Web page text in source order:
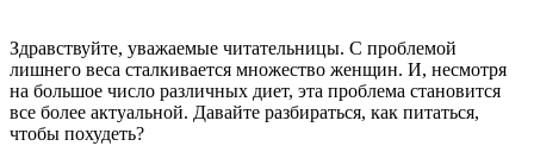
Здравствуйте, уважаемые читательницы. С проблемой
лишнего веса сталкивается множество женщин. И, несмотря
на большое число различных диет, эта проблема становится
все более актуальной. Давайте разбираться, как питаться,
чтобы похудеть?